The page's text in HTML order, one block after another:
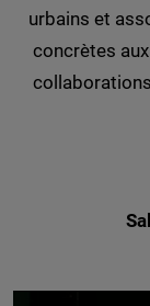
urbains et
concrètes